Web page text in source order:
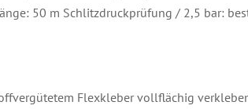
50 m Schlitzdruckprüfung / 2,5 bar:
Flexkleber vollflächig